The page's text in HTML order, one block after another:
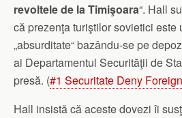
revoltele de la Timişoara“. Hall
că prezenţa turiştilor sovietici este
„absurditate“ bazându-se pe
ai Departamentul Securităţii de
presă. (#1 Securitate Deny
Hall insistă că aceste dovezi îi